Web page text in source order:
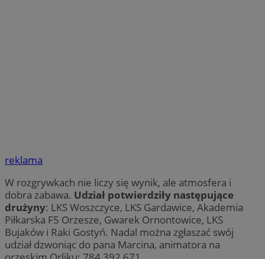
reklama
W rozgrywkach nie liczy się wynik, ale atmosfera i
dobra zabawa. Udział potwierdziły następujące
drużyny: LKS Woszczyce, LKS Gardawice, Akademia
Piłkarska F5 Orzesze, Gwarek Ornontowice, LKS
Bujaków i Raki Gostyń. Nadal można zgłaszać swój
udział dzwoniąc do pana Marcina, animatora na